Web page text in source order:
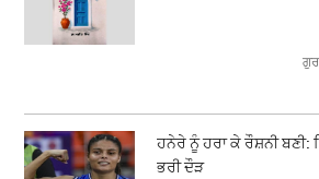
ਹਨੇਰੇ ਨੂੰ ਹਰਾ ਕੇ ਰੌਸ਼ਨੀ ਬਣੀ:
ਭਰੀ ਦੌੜ